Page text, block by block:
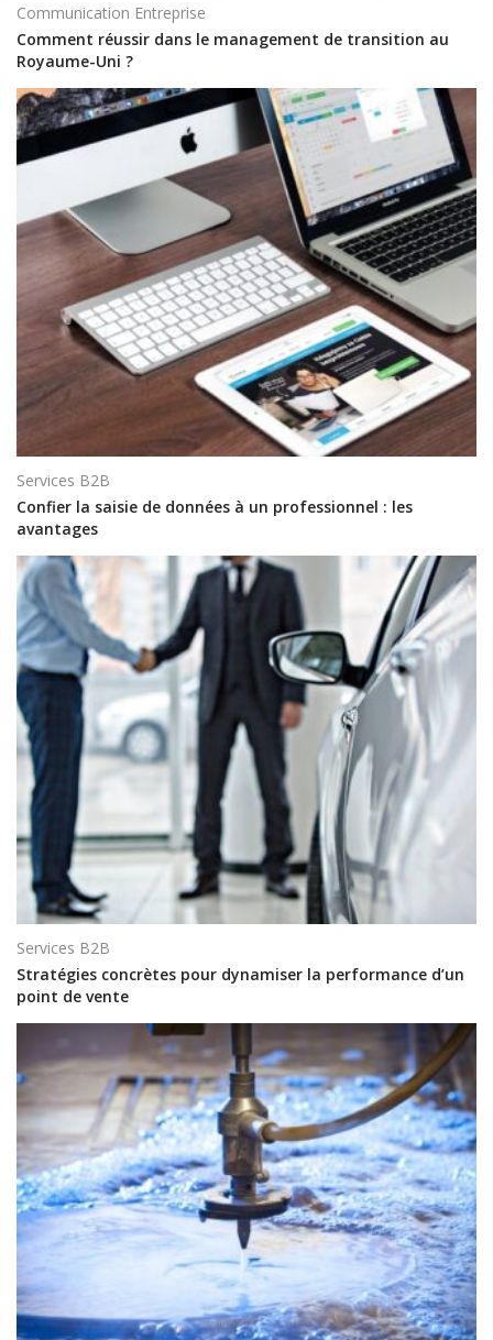
Communication Entreprise
Comment réussir dans le management de transition au
Royaume-Uni ?
Services B2B
Confier la saisie de données à un professionnel : les
avantages
Services B2B
Stratégies concrètes pour dynamiser la performance d’un
point de vente